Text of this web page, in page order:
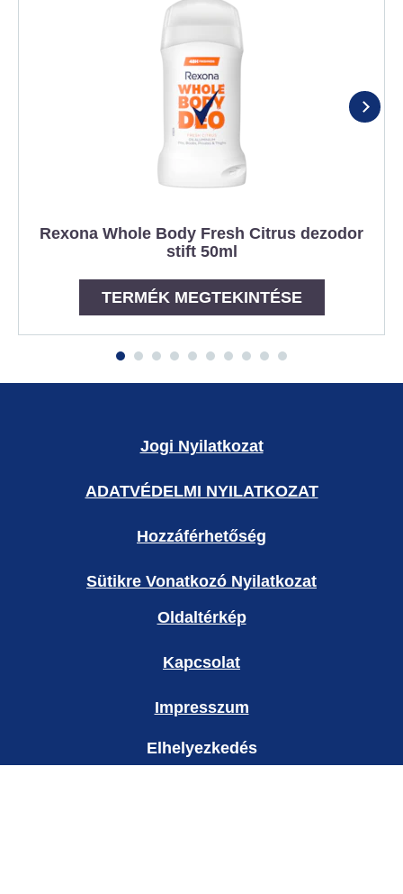
Rexona Whole Body Fresh Citrus dezodor
stift 50ml
TERMÉK MEGTEKINTÉSE
Jogi Nyilatkozat
ADATVÉDELMI NYILATKOZAT
Hozzáférhetőség
Sütikre Vonatkozó Nyilatkozat
Oldaltérkép
Kapcsolat
Impresszum
Elhelyezkedés